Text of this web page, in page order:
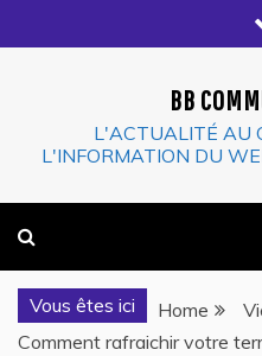
to
BB
L'ACTUALITÉ AU
L'INFORMATION DU
Vous êtes ici Home
Comment rafraichir votre